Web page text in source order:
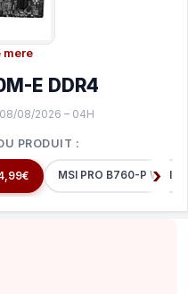
mere
E DDR4
08/2026 – 04H
PRODUIT :
MSI PRO B760-P WIFI